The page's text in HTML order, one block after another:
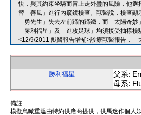
快，與其約束坐騎而冒上走外疊的風險，他
替「善風」進行內窺鏡檢查。獸醫說，檢查
「勇先生」失去左前蹄的蹄鐵，而「太陽奇
「勝利福星」及「進攻足球」均須接受抽樣檢
<12/9/2011 獸醫報告增補>診療獸醫報告，
勝利福星
父系:
母系:
備註
模擬鳥瞰重溫由特約供應商提供，供馬迷作個人